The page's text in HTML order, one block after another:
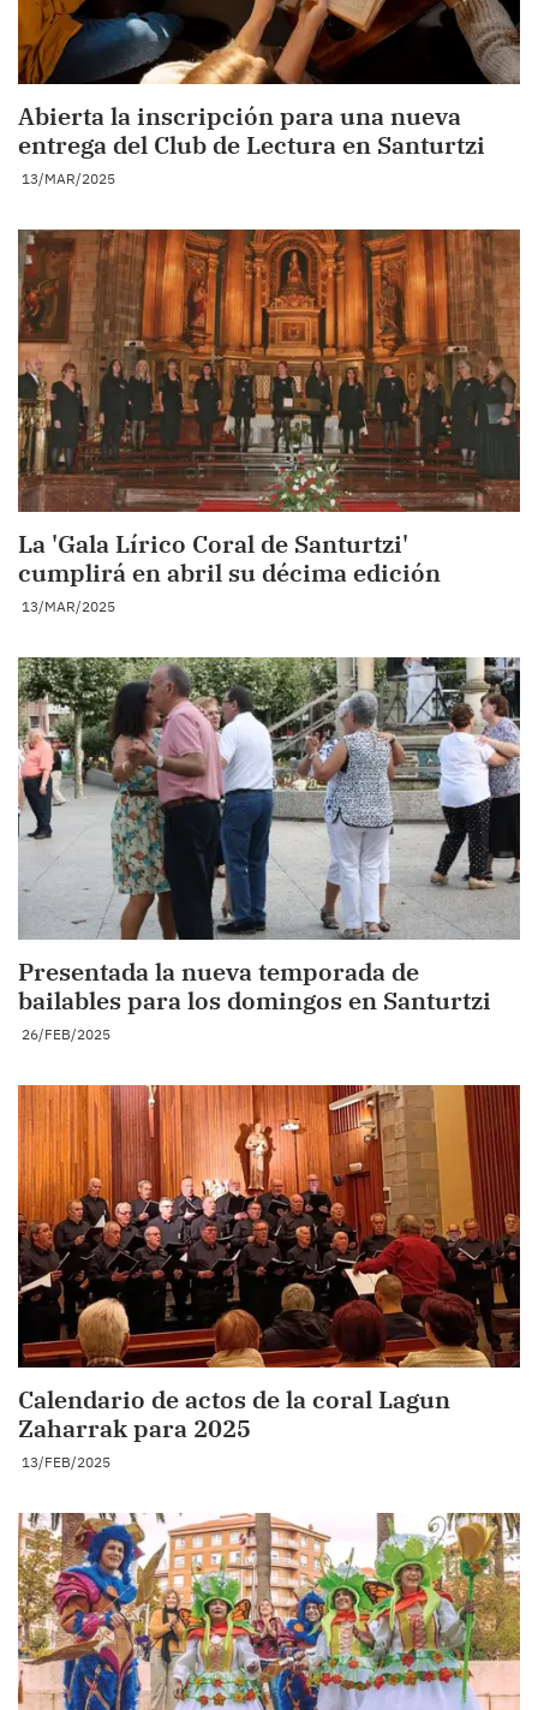
Abierta la inscripción para una nueva
entrega del Club de Lectura en Santurtzi
13/MAR/2025
La 'Gala Lírico Coral de Santurtzi'
cumplirá en abril su décima edición
13/MAR/2025
Presentada la nueva temporada de
bailables para los domingos en Santurtzi
26/FEB/2025
Calendario de actos de la coral Lagun
Zaharrak para 2025
13/FEB/2025